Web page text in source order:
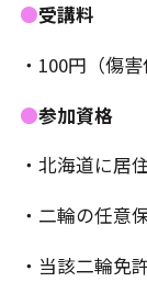
●受講料
・100円（傷害
●参加資格
・北海道に居
・二輪の任意
・当該二輪免